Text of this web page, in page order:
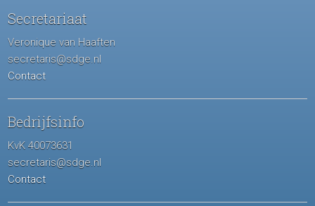
Secretariaat
Veronique van Haaften
secretaris@sdge.nl
Contact
Bedrijfsinfo
KvK 40073631
secretaris@sdge.nl
Contact